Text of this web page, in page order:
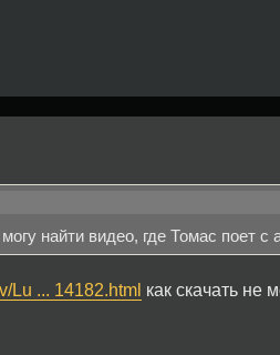
найти видео, где Томас поет
Lu ... 14182.html как скачать не